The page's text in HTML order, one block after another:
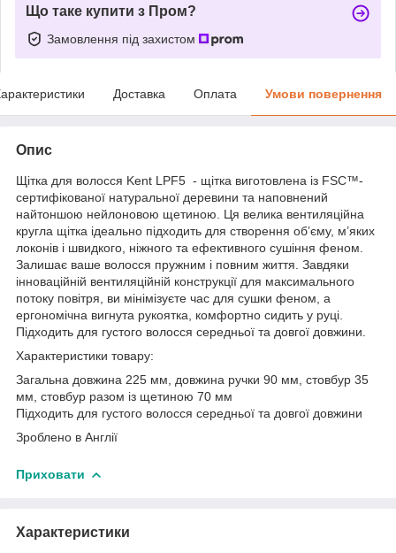
Що таке купити з Пром?
Замовлення під захистом
Доставка Оплата Умови повернення
Опис
Щітка для волосся Kent LPF5 - щітка виготовлена із FSC™-
сертифікованої натуральної деревини та наповнений
найтоншою нейлоновою щетиною. Ця велика вентиляційна
кругла щітка ідеально підходить для створення об’єму, м’яких
локонів і швидкого, ніжного та ефективного сушіння феном.
Залишає ваше волосся пружним і повним життя. Завдяки
інноваційній вентиляційній конструкції для максимального
потоку повітря, ви мінімізуєте час для сушки феном, а
ергономічна вигнута рукоятка, комфортно сидить у руці.
Підходить для густого волосся середньої та довгої довжини.
Характеристики товару:
Загальна довжина 225 мм, довжина ручки 90 мм, стовбур 35
мм, стовбур разом із щетиною 70 мм
Підходить для густого волосся середньої та довгої довжини
Зроблено в Англії
Приховати
Характеристики